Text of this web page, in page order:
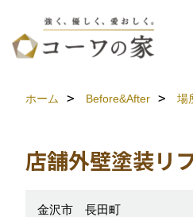
ホーム Before&After 場
店舗外壁塗装リ
金沢市 長田町